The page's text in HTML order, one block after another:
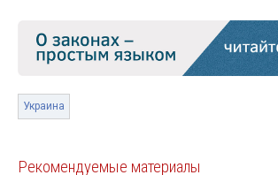
Украина
Рекомендуемые материалы